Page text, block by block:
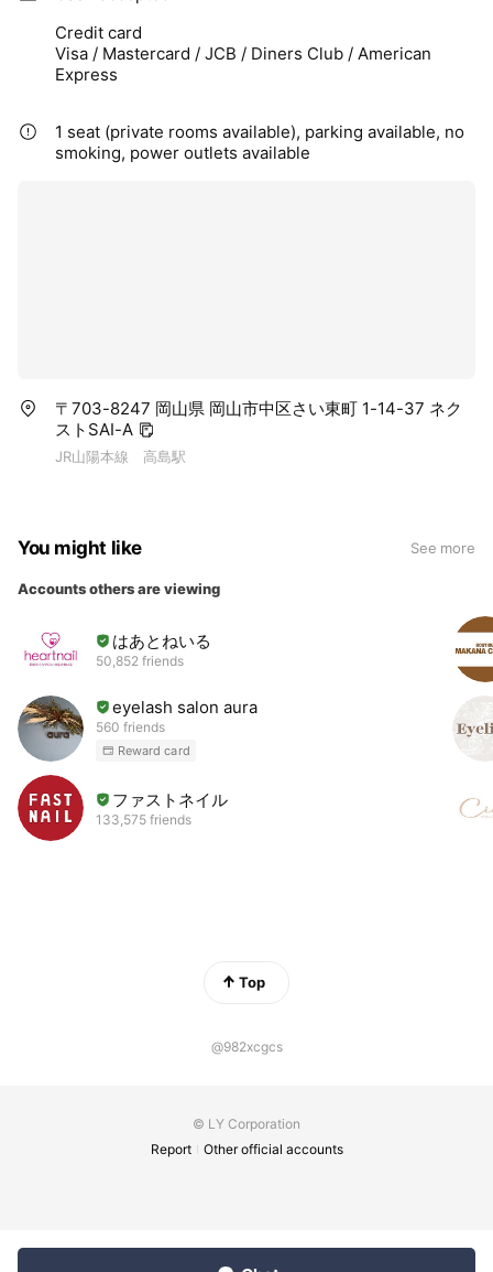
Credit card
Visa / Mastercard / JCB / Diners Club / American
Express
1 seat (private rooms available), parking available, no
smoking, power outlets available
〒703-8247 岡山県 岡山市中区さい東町 1-14-37 ネク
ストSAI-A
JR山陽本線 高島駅
You might like See more
Accounts others are viewing
はあとねいる
50,852 friends
eyelash salon aura
560 friends
Reward card
ファストネイル
133,575 friends
Top
@982xcgcs
© LY Corporation
Report
Other official accounts